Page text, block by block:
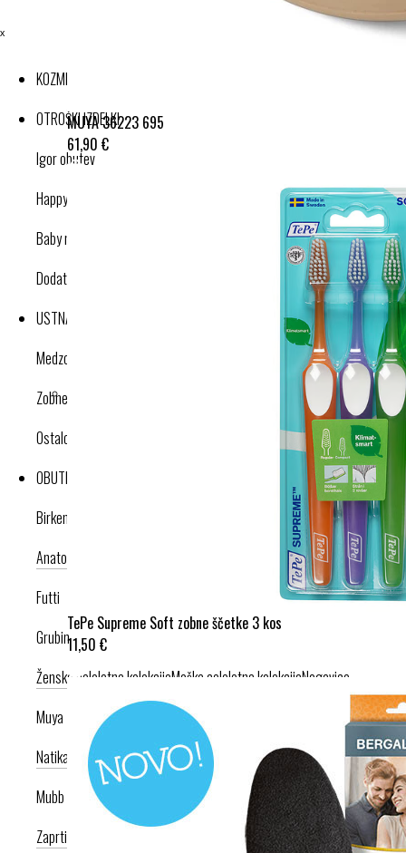
MUYA 36223 695
61,90 €
TePe Supreme Soft zobne ščetke 3 kos
11,50 €
ˣ
KOZMETIKA
OTROŠKI IZDELKI
Igor obutev
Happy nose cleaner
Baby nose cleaner
Dodatki
USTNA HIGIENA
Medzobne ščetke
Zobne ščetke
Ostalo
OBUTEV
Birkenstock
Anatomska obutev
Futti
Grubin
Ženska celoletna kolekcijaMoška celoletna kolekcijaNogavice
Muya
Natikači
Srednje visoka peta Visoka peta
Mubb
Zaprti modeli
Zamenljivi vložkiCopati